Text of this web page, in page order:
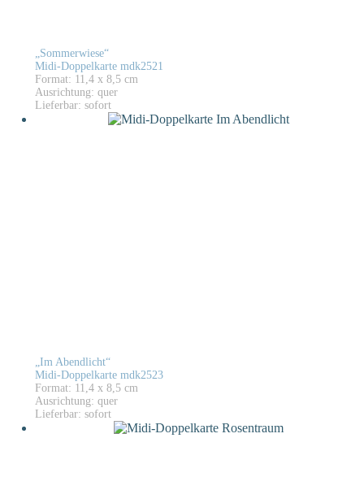
„Sommerwiese“
Midi-Doppelkarte mdk2521
Format: 11,4 x 8,5 cm
Ausrichtung: quer
Lieferbar: sofort
„Im Abendlicht“
Midi-Doppelkarte mdk2523
Format: 11,4 x 8,5 cm
Ausrichtung: quer
Lieferbar: sofort